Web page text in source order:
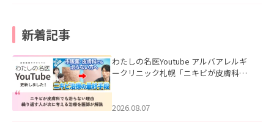
新着記事
わたしの名医Youtube アルバアレルギ
ークリニック札幌「ニキビが皮膚科で
ました。
2026.08.07